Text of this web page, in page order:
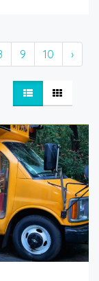
9 10 ›